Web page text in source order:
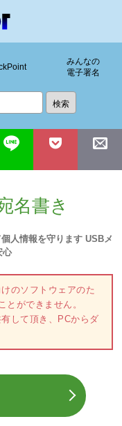
みんなの
電子署名
名書き
人情報を守ります USBメ
心
のソフトウェアのた
とができません。
して頂き、PCからダ